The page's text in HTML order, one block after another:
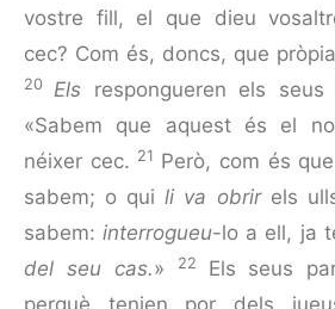
vostre fill, el que dieu
cec? Com és, doncs, que
20 Els respon­gueren els
«Sabem que aquest és el
néixer cec. 21 Però, com és
sabem; o quili va obrirels
sabem:interrogueu-lo a ell, ja
del seu cas.» 22 Els seus